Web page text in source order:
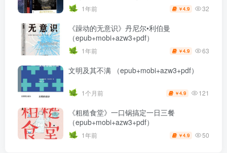
1年前 ￥4.9 32
《躁动的无意识》丹尼尔•利伯曼
（epub+mobi+azw3+pdf）
1年前 ￥4.9 63
文明及其不满 （epub+mobi+azw3+pdf）
1个月前 ￥4.9 121
《粗糙食堂》一口锅搞定一日三餐
（epub+mobi+azw3+pdf）
1年前 ￥4.9 50